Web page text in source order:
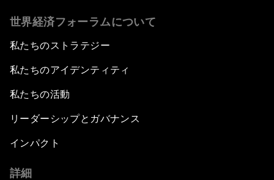
世界経済フォーラムについて
私たちのストラテジー
私たちのアイデンティティ
私たちの活動
リーダーシップとガバナンス
インパクト
詳細